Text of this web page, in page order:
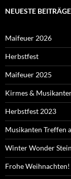
NEUESTE BEITRÄGE
Maifeuer 2026
Herbstfest
Maifeuer 2025
Kirmes &
Herbstfest 2023
Musikanten Treffen
Winter Wonder
Frohe Weihnachten!